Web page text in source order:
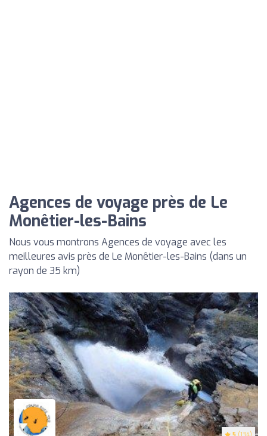
Agences de voyage près de Le
Monêtier-les-Bains
Nous vous montrons Agences de voyage avec les
meilleures avis près de Le Monêtier-les-Bains (dans un
rayon de 35 km)